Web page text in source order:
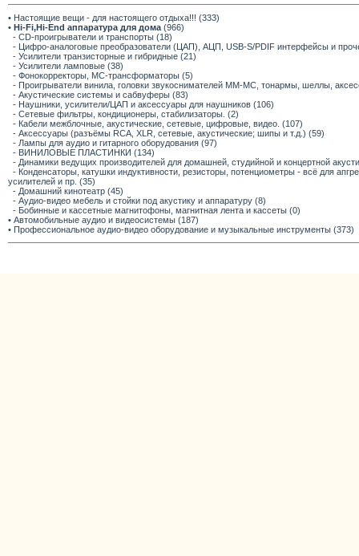
• Настоящие вещи - для настоящего отдыха!!! (333)
• Hi-Fi,Hi-End аппаратура для дома (966)
- CD-проигрыватели и транспорты (18)
- Цифро-аналоговые преобразователи (ЦАП), АЦП, USB-S/PDIF интерфейсы и
- Усилители транзисторные и гибридные (21)
- Усилители ламповые (38)
- Фонокорректоры, МС-трансформаторы (5)
- Проигрыватели винила, головки звукоснимателей ММ-МС, тонармы, шеллы,
- Акустические системы и сабвуферы (83)
- Наушники, усилители/ЦАП и аксессуары для наушников (106)
- Сетевые фильтры, кондиционеры, стабилизаторы. (2)
- Кабели межблочные, акустические, сетевые, цифровые, видео. (107)
- Аксессуары (разъёмы RCA, XLR, сетевые, акустические; шипы и т.д.) (59)
- Лампы для аудио и гитарного оборудования (97)
- ВИНИЛОВЫЕ ПЛАСТИНКИ (134)
- Динамики ведущих производителей для домашней, студийной и концертной
- Конденсаторы, катушки индуктивности, резисторы, потенциометры - всё для
усилителей и пр. (35)
- Домашний кинотеатр (45)
- Аудио-видео мебель и стойки под акустику и аппаратуру (8)
- Бобинные и кассетные магнитофоны, магнитная лента и кассеты (0)
• Автомобильные аудио и видеосистемы (187)
• Профессиональное аудио-видео оборудование и музыкальные инструменты (373)